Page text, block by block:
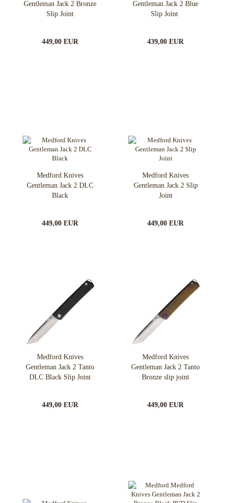
Gentleman Jack 2 Bronze
Slip Joint
449,00 EUR
Gentleman Jack 2 Blue
Slip Joint
439,00 EUR
Medford Knives
Gentleman Jack 2 DLC
Black
449,00 EUR
Medford Knives
Gentleman Jack 2 Slip
Joint
449,00 EUR
Medford Knives
Gentleman Jack 2 Tanto
DLC Black Slip Joint
449,00 EUR
Medford Knives
Gentleman Jack 2 Tanto
Bronze slip joint
449,00 EUR